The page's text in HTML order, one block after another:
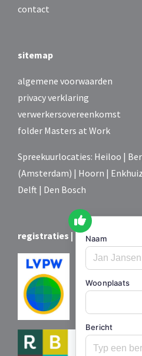
contact
sitemap
algemene voorwaarden
privacy verklaring
verwerkersovereenkomst
folder Masters at Work
Spreekuurlocaties: Heiloo |
(Amsterdam) | Hoorn |
Delft | Den Bosch
registraties | certificering